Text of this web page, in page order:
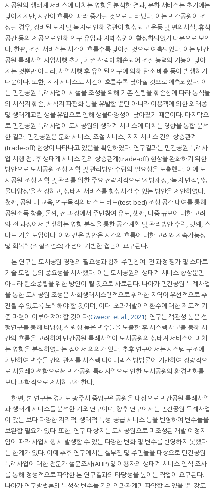
시공원의 생태계 서비스에 미치는 영향을 분석한 결과, 문화 서비스는 초기에는
낮아지지만, 시간이 흐름에 따라 증가될 것으로 나타났다. 이는 민간공원이 조
성될 경우, 정비된 토지 및 녹지로 인해 경관이 향상되고 운동 및 편의시설, 휴식
공간 등의 제공으로 인해 인구 유입과 지역 상권이 활성화되었기 때문으로 보인
다. 한편, 조절 서비스는 시간이 흐를수록 낮아질 것으로 예측되었다. 이는 민간
공원 특례사업 사업시행 초기, 기존 산림이 훼손되어 조절 능력의 기능이 낮아
지는 것뿐만 아니라, 사업시행 후 유입된 인구에 의해 탄소 배출 등이 발생하기
때문이다. 또한, 지지 서비스도 시간이 흐를수록 낮아질 것으로 예측되었다. 이
는 민간공원 특례사업이 시설물 조성을 위해 기존 산림을 훼손함에 따라 동식물
의 서식지 훼손, 서식지 파편화 등을 유발할 뿐만 아니라 이용객에 의한 외래종
및 생태계교란 생물 유입으로 인해 생물다양성이 낮아졌기 때문이다. 마지막으
로 민간공원 특례사업이 도시공원의 생태계 서비스에 미치는 영향을 통합 분석
한 결과, 민간공원은 문화 서비스, 조절 서비스, 지지 서비스 간의 상충관계
(trade-off) 현상이 나타나고 있음을 확인하였다. 연구결과는 민간공원 특례사
업 시행 전․후 생태계 서비스 간의 상충관계(trade-off) 현상을 완화하기 위한
방안으로 도시공원 조성 계획 및 관리방안 수립의 필요성을 도출했다. 이에 도
시공원 조성 계획 및 관리를 위한 주요 전략지점으로 ‘지방재정’, ‘녹지 면적’, ‘생
물다양성’을 선정하고, 생태계 서비스를 향상시킬 수 있는 방안을 제안하였다.
첫째, 공원 내 교육, 연구목적의 테스트 베드(test-bed) 조성 공간 대여를 통해
공원소득 창출, 둘째, 전 과정에서 주민참여 유도, 셋째, 다중 규모에 대한 고려
와 전 과정에서 발생하는 영향 분석을 통한 공간계획 및 관리방안 수립, 넷째, 스
마트 기술 도입이다. 이와 같은 방안은 시간의 흐름에 대한 고려와 지속가능성
및 회복력(리질리언스) 개념에 기반한 접근이 요구된다.
본 연구는 도시공원 경영의 필요성과 함께 주민참여, 전 과정 평가 및 스마트
기술 도입 등의 중요성을 시사했다. 이는 도시공원의 생태계 서비스 향상뿐만
아니라 탄소중립을 위한 방안이 될 것으로 사료된다. 나아가 민간공원 특례사업
을 통한 도시공원 조성은 사회생태시스템적으로 취약한 지역에 우선적으로 추
진될 수 있도록 노력해야 할 것이며, 이때, 초과개발이익환수에 대한 제도적 기
준 마련이 이루어져야 할 것이다(Gweon et al., 2021). 연구는 객관성 높은 선
행연구를 통해 타당성, 신뢰성 높은 변수들을 도출한 후 시스템 사고를 통해 시
간의 흐름을 고려하여 민간공원 특례사업이 도시공원의 생태계 서비스에 미치
는 영향을 분석하였다는 점에서 의의가 있다. 추후 연구에서는 시스템 구조에
기반하여 변수들 간의 관계를 시스템 다이내믹스 방법론에 기반하여 정량적으
로 시뮬레이션함으로써 민간공원 특례사업으로 인한 도시공원의 환경변화를
보다 과학적으로 제시하고자 한다.
한편, 본 연구는 경기도 광주시 중앙근린공원을 대상으로 민간공원 특례사업
과 생태계 서비스를 분석한 기초 연구이며, 향후 연구에서는 민간공원 특례사업
이 갖는 보다 다양한 지리적, 생태적 특성, 공급 서비스 등을 반영하여 변수들을
보완할 필요가 있다. 또한, 연구 대상지는 도시공원으로 미조성된 개발 예정지
임에 따라 사업시행 시 발생할 수 있는 다양한 변화 및 변수를 반영하지 못했다
는 한계가 있다. 이에 추후 연구에서는 실무진 및 주민들을 대상으로 민간공원
특례사업에 대한 전문가 설문조사(AHP) 및 이용자의 생태계 서비스 인식 조사
를 통해 정성적으로 파악한 본 연구결과의 타당성을 높이는 작업이 요구된다.
나아가 연구방법론의 특성상 변수들 간의 인과관계만 파악할 수 있을 뿐, 강도